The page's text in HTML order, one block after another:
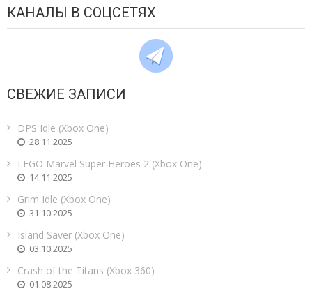
КАНАЛЫ В СОЦСЕТЯХ
СВЕЖИЕ ЗАПИСИ
DPS Idle (Xbox One)
28.11.2025
LEGO Marvel Super Heroes 2 (Xbox One)
14.11.2025
Grim Idle (Xbox One)
31.10.2025
Island Saver (Xbox One)
03.10.2025
Crash of the Titans (Xbox 360)
01.08.2025